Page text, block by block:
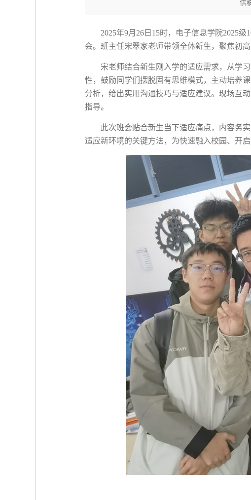
供
2025年9月 26 日 15时，电子信息学院2025级
会。班主任宋翠家老师带领全体新生，聚焦初
宋老师结合新生刚入学的适应需求，从学
性，鼓励同学们摆脱固有思维模式，主动培养
分析，给出实用沟通技巧与适应建议。现场互
指导。
此次班会贴合新生当下适应痛点，内容务
适应新环境的关键方法，为快速融入校园、开